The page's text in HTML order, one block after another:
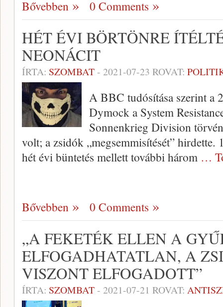
Bővebben 0 Comments
HÉT ÉVI BÖRTÖNRE
NEONÁCIT
ÍRTA: SZOMBAT- 2021-07-23 ROVAT:
A BBC tudósítása szerint a
Dymock a System
Sonnenkrieg Division
volt; a zsidók „megsemmisítését” hirdette.
hét évi büntetés mellett további három …
Bővebben 0 Comments
„A FEKETÉK ELLEN A
ELFOGADHATATLAN, A
VISZONT ELFOGADOTT”
ÍRTA: SZOMBAT- 2021-07-21 ROVAT: